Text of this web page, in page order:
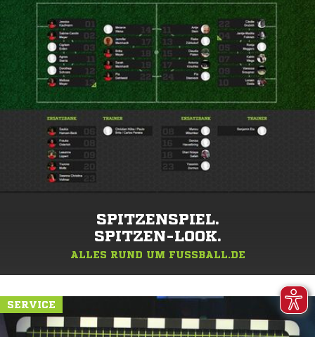
SPITZENSPIEL.
SPITZEN-LOOK.
ALLES RUND UM FUSSBALL.DE
SERVICE